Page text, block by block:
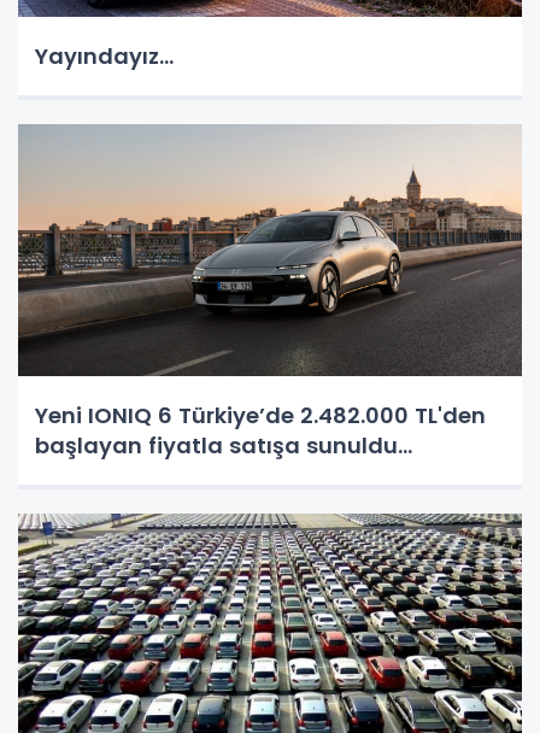
Yayındayız...
Yeni IONIQ 6 Türkiye’de 2.482.000 TL'den
başlayan fiyatla satışa sunuldu...